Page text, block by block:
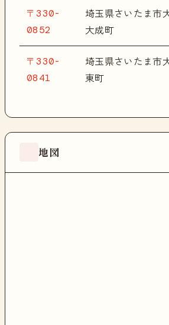
〒330-
0852
埼玉県さいたま市
大成町
〒330-
0841
埼玉県さいたま市
東町
地図